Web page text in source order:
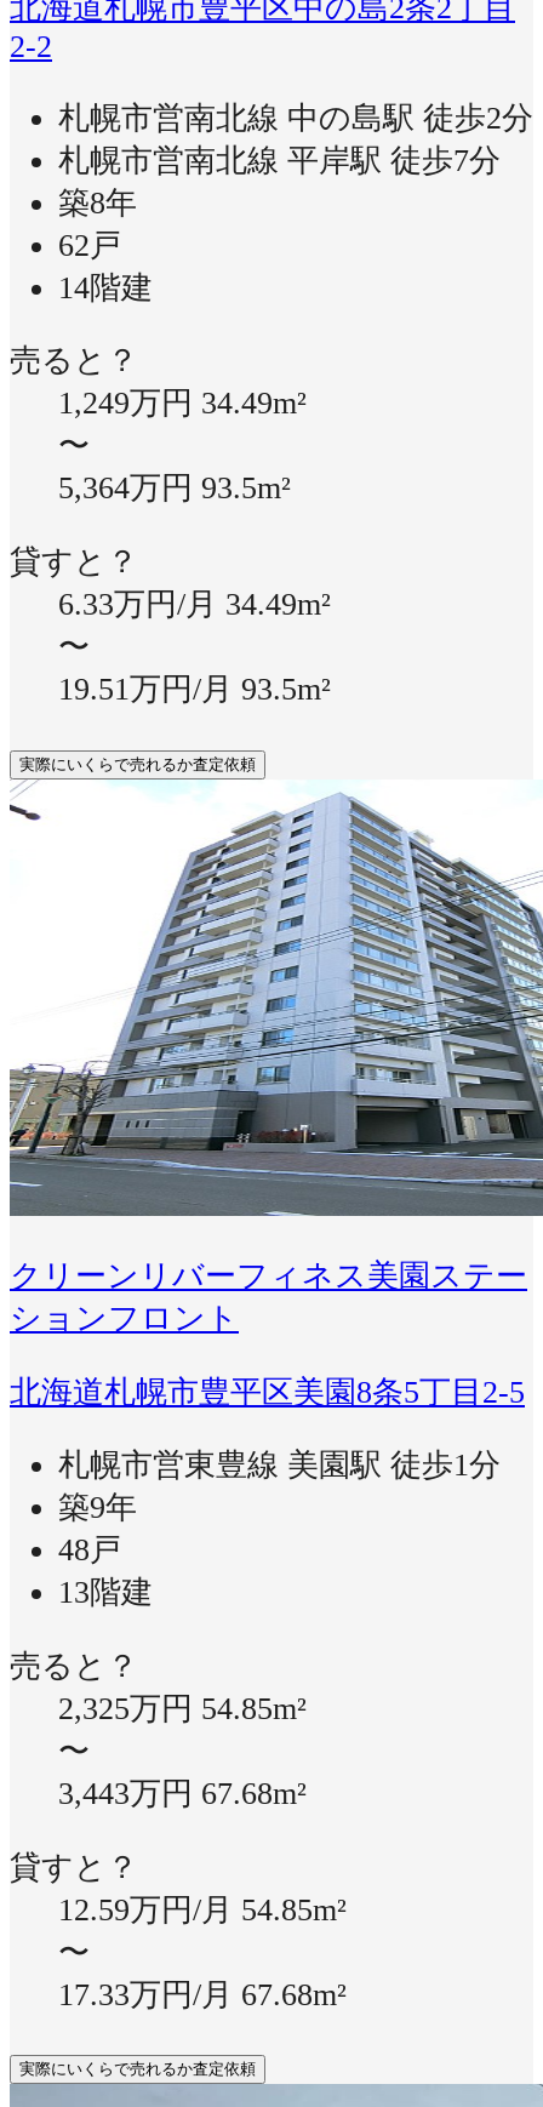
北海道札幌市豊平区中の島2条2丁目
2-2
札幌市営南北線 中の島駅 徒歩2分
札幌市営南北線 平岸駅 徒歩7分
築8年
62戸
14階建
売ると？
1,249万円 34.49m²
〜
5,364万円 93.5m²
貸すと？
6.33万円/月 34.49m²
〜
19.51万円/月 93.5m²
実際にいくらで売れるか査定依頼
クリーンリバーフィネス美園ステー
ションフロント
北海道札幌市豊平区美園8条5丁目2-5
札幌市営東豊線 美園駅 徒歩1分
築9年
48戸
13階建
売ると？
2,325万円 54.85m²
〜
3,443万円 67.68m²
貸すと？
12.59万円/月 54.85m²
〜
17.33万円/月 67.68m²
実際にいくらで売れるか査定依頼